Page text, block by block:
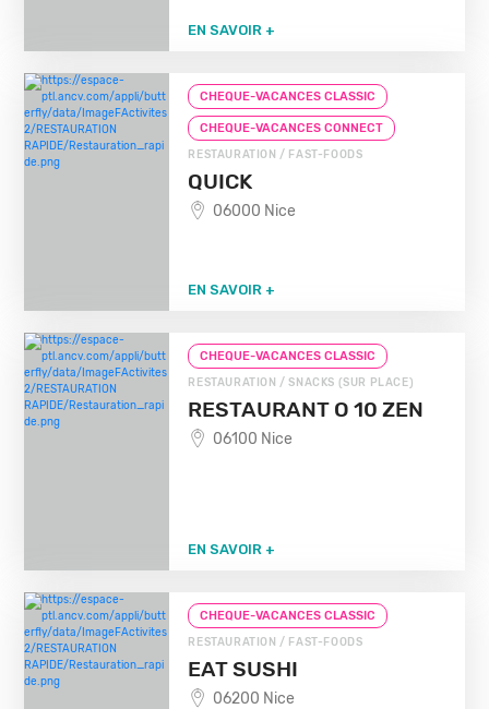
EN SAVOIR +
CHEQUE-VACANCES CLASSIC
CHEQUE-VACANCES CONNECT
RESTAURATION / FAST-FOODS
QUICK
06000 Nice
EN SAVOIR +
CHEQUE-VACANCES CLASSIC
RESTAURATION / SNACKS (SUR PLACE)
RESTAURANT O 10 ZEN
06100 Nice
EN SAVOIR +
CHEQUE-VACANCES CLASSIC
RESTAURATION / FAST-FOODS
EAT SUSHI
06200 Nice